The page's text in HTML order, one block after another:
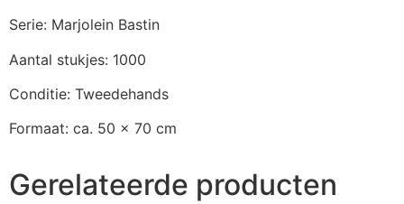
Serie: Marjolein Bastin
Aantal stukjes: 1000
Conditie: Tweedehands
Formaat: ca. 50 x 70 cm
Gerelateerde producten